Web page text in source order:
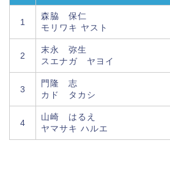
1
森脇 保仁
モリワキ ヤスト
2
末永 弥生
スエナガ ヤヨイ
3
門隆 志
カド タカシ
4
山崎 はるえ
ヤマサキ ハルエ